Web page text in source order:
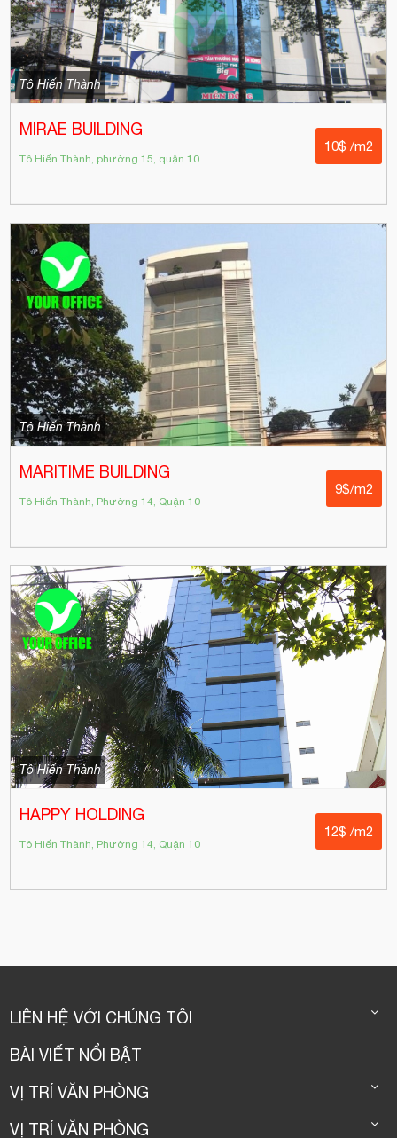
Tô Hiến Thành
MIRAE BUILDING
Tô Hiến Thành, phường 15, quận 10
10$ /m2
Tô Hiến Thành
MARITIME BUILDING
Tô Hiến Thành, Phường 14, Quận 10
9$/m2
Tô Hiến Thành
HAPPY HOLDING
Tô Hiến Thành, Phường 14, Quận 10
12$ /m2
LIÊN HỆ VỚI CHÚNG TÔI
BÀI VIẾT NỔI BẬT
VỊ TRÍ VĂN PHÒNG
VỊ TRÍ VĂN PHÒNG